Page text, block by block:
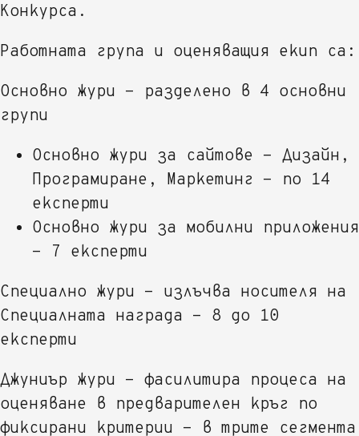
Конкурса.
Работната група и оценяващия екип са:
Основно жури - разделено в 4 основни
групи
Основно жури за сайтове - Дизайн,
Програмиране, Маркетинг - по 14
експерти
Основно жури за мобилни приложения
- 7 експерти
Специално жури - излъчва носителя на
Специалната награда - 8 до 10
експерти
Джуниър жури - фасилитира процеса на
оценяване в предварителен кръг по
фиксирани критерии - в трите сегмента